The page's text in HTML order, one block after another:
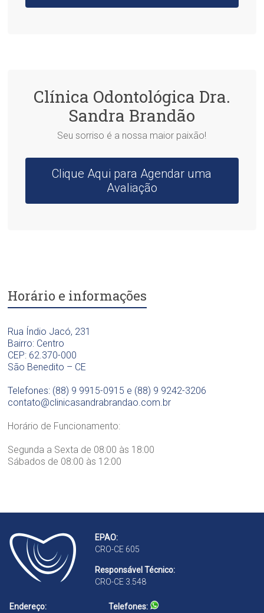
Clínica Odontológica Dra.
Sandra Brandão
Seu sorriso é a nossa maior paixão!
Clique Aqui para Agendar uma
Avaliação
Horário e informações
Rua Índio Jacó, 231
Bairro: Centro
CEP: 62.370-000
São Benedito – CE
Telefones: (88) 9 9915-0915 e (88) 9 9242-3206
contato@clinicasandrabrandao.com.br
Horário de Funcionamento:
Segunda a Sexta de 08:00 às 18:00
Sábados de 08:00 às 12:00
EPAO:
CRO-CE 605
Responsável Técnico:
CRO-CE 3.548
Endereço: Telefones: